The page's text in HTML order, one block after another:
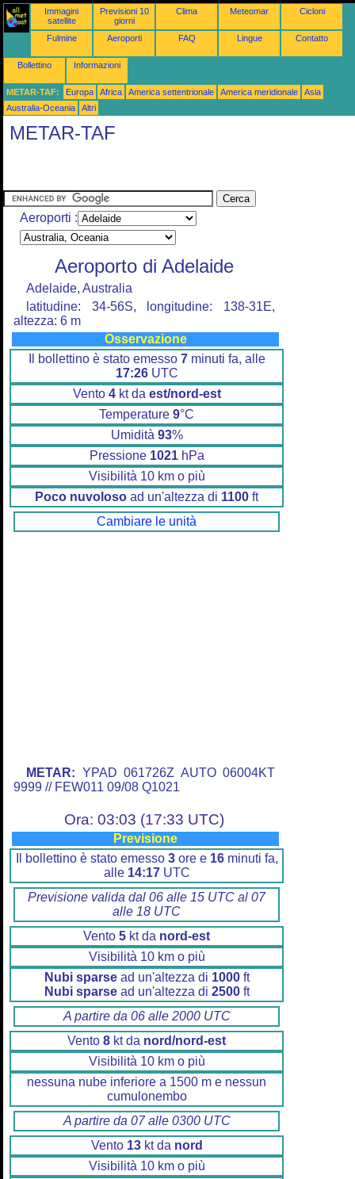
Immagini
satellite
Previsioni 10
giorni
Clima Meteomar Cicloni
Fulmine Aeroporti FAQ Lingue Contatto
Bollettino Informazioni
METAR-TAF: Europa Africa America settentrionale America meridionale
Asia
Australia-Oceania
Altri
METAR-TAF
Aeroporti :
Aeroporto di Adelaide
Adelaide, Australia
latitudine: 34-56S, longitudine: 138-31E,
altezza: 6 m
Osservazione
Il bollettino è stato emesso 7minuti fa, alle
17:26UTC
Vento 4kt da est/nord-est
Temperature 9°C
Umidità 93%
Pressione 1021hPa
Visibilità 10 km o più
Poco nuvoloso ad un'altezza di 1100 ft
Cambiare le unità
METAR: YPAD 061726Z AUTO 06004KT
9999 // FEW011 09/08 Q1021
Ora: 03:03 (17:33 UTC)
Previsione
Il bollettino è stato emesso 3ore e 16minuti fa,
alle 14:17UTC
Previsione valida dal 06 alle 15 UTC al 07
alle 18 UTC
Vento 5 kt da nord-est
Visibilità 10 km o più
Nubi sparsead un'altezza di 1000ft
Nubi sparsead un'altezza di 2500ft
A partire da 06 alle 2000 UTC
Vento 8 kt da nord/nord-est
Visibilità 10 km o più
nessuna nube inferiore a 1500 m e nessun
cumulonembo
A partire da 07 alle 0300 UTC
Vento 13kt da nord
Visibilità 10 km o più